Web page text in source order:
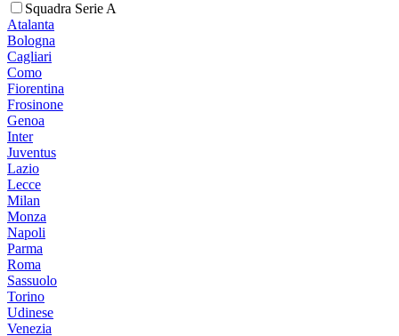
Squadra Serie A
Atalanta
Bologna
Cagliari
Como
Fiorentina
Frosinone
Genoa
Inter
Juventus
Lazio
Lecce
Milan
Monza
Napoli
Parma
Roma
Sassuolo
Torino
Udinese
Venezia